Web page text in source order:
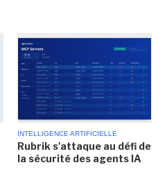
INTELLIGENCE ARTIFICIELLE
Rubrik s'attaque au défi de
la sécurité des agents IA